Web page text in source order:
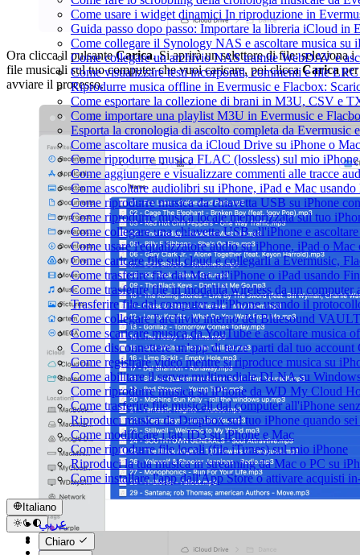
Come usare i widget dinamici In riproduzione in
Guida passo dopo passo: Importare la libreria iCloud in
Come collegare il Synology NAS e ascoltare musica su
Come collegare un archivio NAS tramite WebDAV e
Come visualizzare testi incorporati, commenti e file
Riprodurre musica offline in Evermusic e Flacbox:
Come esportare la collezione di brani in M3U, CSV e
Come importare una playlist M3U in Evermusic e
Esporta la cronologia di ascolto completa da Evermusic
Come ascoltare musica da iCloud Drive su iPhone o Mac
Come riprodurre musica FLAC (lossless) sul mio iPhone
Come aggiungere e visualizzare commenti alle tracce
Come ascoltare audiolibri su iPhone, iPad e Mac
Come riprodurre musica da chiavetta USB su iPhone
Come riprodurre musica locale memorizzata sul tuo
Come collegare una chiavetta USB all'iPhone e
Come usare l'equalizzatore audio su iPhone, iPad o
Come caricare file sul cloud e collegarli a Evermusic,
Come trasferire file dal Mac all'iPhone o iPad usando
Come trasferire file in modalità wireless da un
Trasferire file dal computer all'iPhone usando il
Come collegare l'archivio interno del Bluesound
Come scaricare musica da YouTube e ascoltare musica
Come disconnettere un'app di terze parti dal tuo account
Come registrare video mentre si riproduce musica su
Come abilitare il server multimediale DLNA su
Come riprodurre musica su iPhone da WD My Cloud
Come trasferire file musicali dal computer all'iPhone
Riproduci musica da Dropbox sul tuo iPhone quando
Come modificare i tag ID3 su iPhone e Mac
Come riprodurre file locali (file iTunes) sul mio iPhone
Riproduci la tua musica in streaming da Mac o PC su
Come installare l'app dall'App Store o attivare acquisti
Italiano
عربي
Català
Čeština
Chiaro
Ora clicca il pulsanteCarica. Si aprirà un selettore di file: seleziona i
file musicali sul tuo computer che vuoi caricare, poi cliccaCaricaper
avviare il processo.